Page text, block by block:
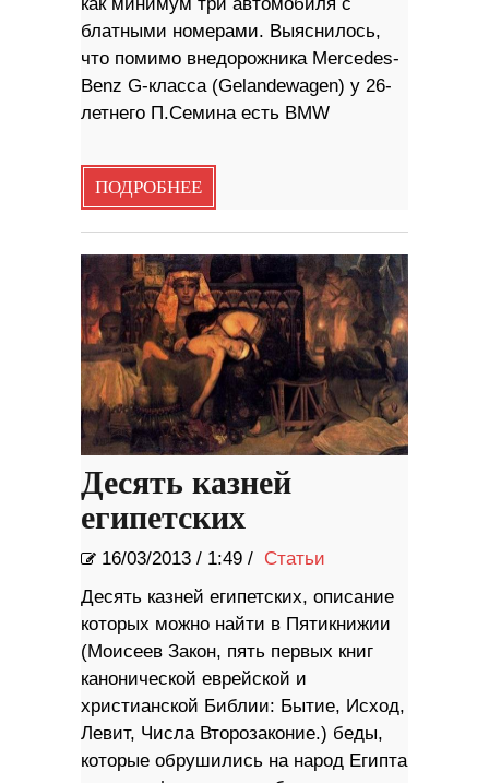
блатными номерами. Выяснилось,
что помимо внедорожника Mercedes-
Benz G-класса (Gelandewagen) у 26-
летнего П.Семина есть BMW
ПОДРОБНЕЕ
Десять казней
египетских
16/03/2013 / 1:49 / Статьи
Десять казней египетских, описание
которых можно найти в Пятикнижии
(Моисеев Закон, пять первых книг
канонической еврейской и
христианской Библии: Бытие, Исход,
Левит, Числа Второзаконие.) беды,
которые обрушились на народ Египта